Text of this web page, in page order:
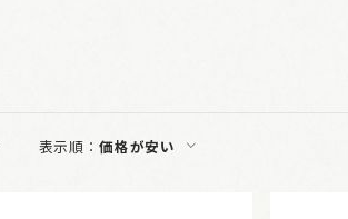
表示順：価格が安い